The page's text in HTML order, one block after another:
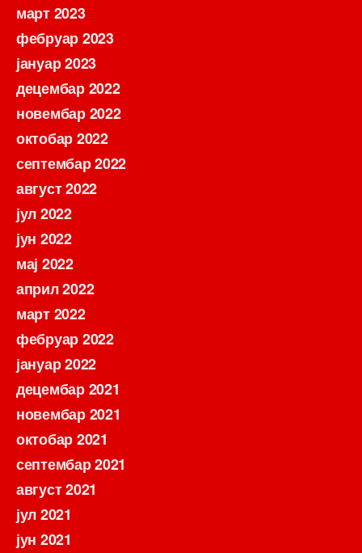
март 2023
фебруар 2023
јануар 2023
децембар 2022
новембар 2022
октобар 2022
септембар 2022
август 2022
јул 2022
јун 2022
мај 2022
април 2022
март 2022
фебруар 2022
јануар 2022
децембар 2021
новембар 2021
октобар 2021
септембар 2021
август 2021
јул 2021
јун 2021